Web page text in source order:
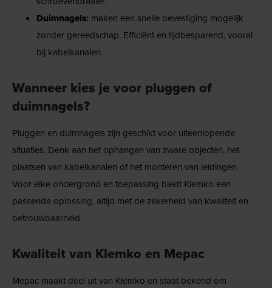
Duimnagels: maken een snelle bevestiging mogelijk
zonder gereedschap. Efficiënt en tijdbesparend, vooral
bij kabelkanalen.
Wanneer kies je voor pluggen of
duimnagels?
Pluggen en duimnagels zijn geschikt voor uiteenlopende
situaties. Denk aan het ophangen van zware objecten, het
plaatsen van kabelkanalen of het monteren van leidingen.
Voor elke ondergrond en toepassing biedt Klemko een
passende oplossing, altijd met de zekerheid van kwaliteit en
betrouwbaarheid.
Kwaliteit van Klemko en Mepac
Mepac maakt deel uit van Klemko en staat bekend om